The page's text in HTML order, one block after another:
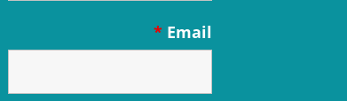
Email
*